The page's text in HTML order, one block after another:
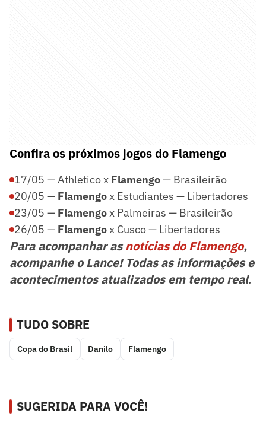
Confira os próximos jogos do Flamengo
17/05 — Athletico x Flamengo— Brasileirão
20/05 — Flamengox Estudiantes — Libertadores
23/05 — Flamengox Palmeiras — Brasileirão
26/05 — Flamengox Cusco — Libertadores
Para acompanhar asnotícias do Flamengo,
acompanhe o Lance! Todas as informações e
acontecimentos atualizados em tempo real.
TUDO SOBRE
Copa do Brasil Danilo Flamengo
SUGERIDA PARA VOCÊ!